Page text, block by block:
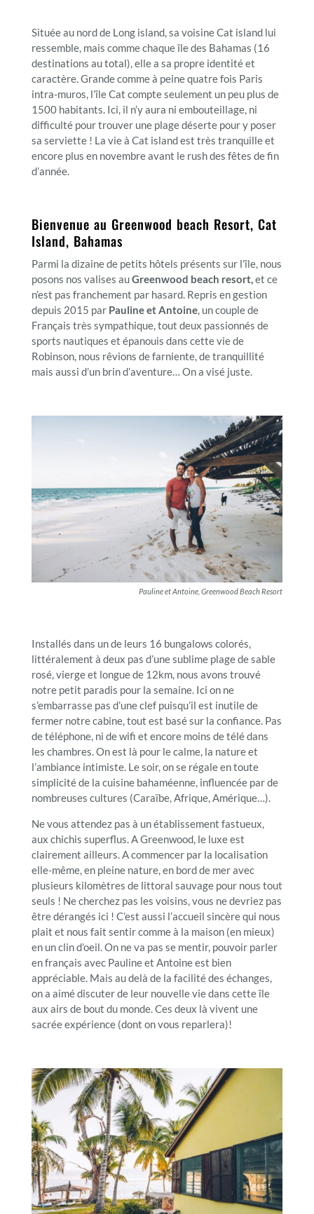
Située au nord de Long island, sa voisine Cat island lui
ressemble, mais comme chaque île des Bahamas (16
destinations au total), elle a sa propre identité et
caractère. Grande comme à peine quatre fois Paris
intra-muros, l’île Cat compte seulement un peu plus de
1500 habitants. Ici, il n’y aura ni embouteillage, ni
difficulté pour trouver une plage déserte pour y poser
sa serviette ! La vie à Cat island est très tranquille et
encore plus en novembre avant le rush des fêtes de fin
d’année.
Bienvenue au Greenwood beach Resort, Cat
Island, Bahamas
Parmi la dizaine de petits hôtels présents sur l’île, nous
posons nos valises auGreenwood beach resort,et ce
n’est pas franchement par hasard. Repris en gestion
depuis 2015 par Pauline et Antoine, un couple de
Français très sympathique, tout deux passionnés de
sports nautiques et épanouis dans cette vie de
Robinson, nous rêvions de farniente, de tranquillité
mais aussi d’un brin d’aventure… On a visé juste.
Pauline et Antoine, Greenwood Beach Resort
Installés dans un de leurs 16 bungalows colorés,
littéralement à deux pas d’une sublime plage de sable
rosé, vierge et longue de 12km, nous avons trouvé
notre petit paradis pour la semaine. Ici on ne
s’embarrasse pas d’une clef puisqu’il est inutile de
fermer notre cabine, tout est basé sur la confiance. Pas
de téléphone, ni de wifi et encore moins de télé dans
les chambres. On est là pour le calme, la nature et
l’ambiance intimiste. Le soir, on se régale en toute
simplicité de la cuisine bahaméenne, influencée par de
nombreuses cultures (Caraïbe, Afrique, Amérique…).
Ne vous attendez pas à un établissement fastueux,
aux chichis superflus. A Greenwood, le luxe est
clairement ailleurs. A commencer par la localisation
elle-même, en pleine nature, en bord de mer avec
plusieurs kilomètres de littoral sauvage pour nous tout
seuls ! Ne cherchez pas les voisins, vous ne devriez pas
être dérangés ici ! C’est aussi l’accueil sincère qui nous
plait et nous fait sentir comme à la maison (en mieux)
en un clin d’oeil. On ne va pas se mentir, pouvoir parler
en français avec Pauline et Antoine est bien
appréciable. Mais au delà de la facilité des échanges,
on a aimé discuter de leur nouvelle vie dans cette île
aux airs de bout du monde. Ces deux là vivent une
sacrée expérience (dont on vous reparlera)!